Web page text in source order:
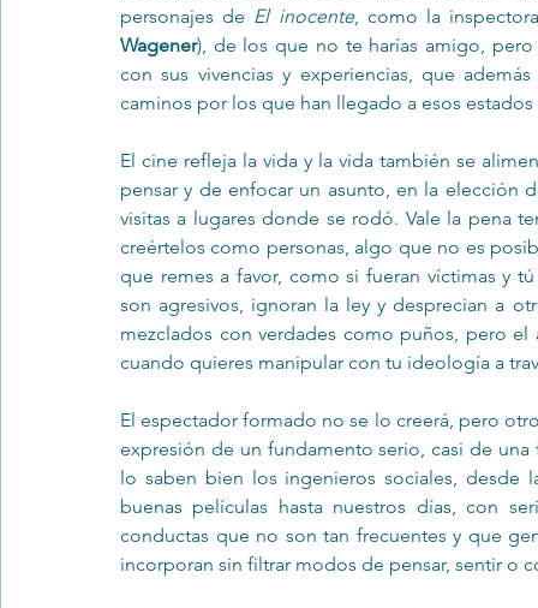
personajes de El inocente, como la
Wagener), de los que no te harías amigo,
con sus vivencias y experiencias, que
caminos por los que han llegado a esos
El cine refleja la vida y la vida también se
pensar y de enfocar un asunto, en la elección
visitas a lugares donde se rodó. Vale la pena
creértelos como personas, algo que no es
que remes a favor, como si fueran víctimas y
son agresivos, ignoran la ley y desprecian a
mezclados con verdades como puños, pero el
cuando quieres manipular con tu ideología a
El espectador formado no se lo creerá, pero
expresión de un fundamento serio, casi de
lo saben bien los ingenieros sociales, desde
buenas películas hasta nuestros días, con
conductas que no son tan frecuentes y que
incorporan sin filtrar modos de pensar, sentir o